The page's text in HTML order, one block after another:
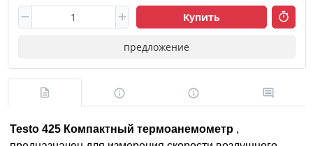
Купить
предложение
Testo 425 Компактный термоанемометр ,